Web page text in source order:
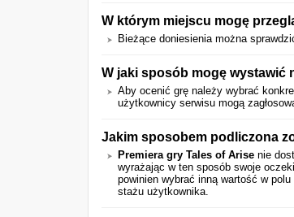
W którym miejscu mogę
Bieżące doniesienia można
W jaki sposób mogę wystawić
Aby ocenić grę należy wybrać
użytkownicy serwisu mogą
Jakim sposobem podliczona
Premiera gry Tales of Arise nie
wyrażając w ten sposób swoje
powinien wybrać inną wartość w polu
stażu użytkownika.